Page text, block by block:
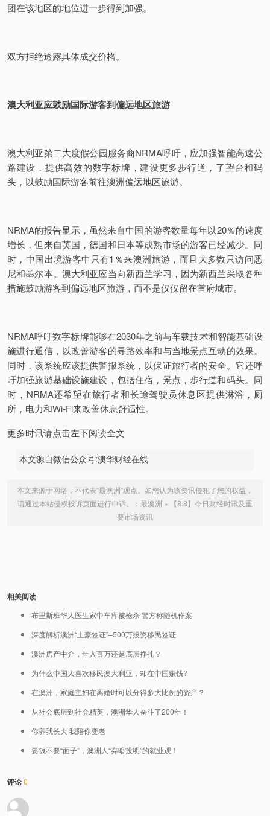
团在该地区的地位进一步得到加强。
双方拒绝透露具体成交价格。
澳大利亚应鼓励国际游客到偏远地区旅游
澳大利亚第二大度假公园服务商NRMA呼吁，应加强智能高速公
路建设，提供高效的数字标牌，建设更多步行道，了望台和码
头，以鼓励国际游客前往澳洲偏远地区旅游。
NRMA的报告显示，虽然来自中国的游客数量每年以20％的速度
增长，但来自英国，德国和日本等成熟市场的游客已经减少。同
时，中国出境游客中只有1％来澳洲旅游，而且大多数只访问悉
尼和墨尔本。澳大利亚应当向新西兰学习，因为新西兰采取各种
措施鼓励游客到偏远地区旅游，而不是仅仅留在首府城市。
NRMA呼吁数字标牌能够在2030年之前与车载技术和智能基础设
施进行通信，以改善游客的寻路效率和与当地景点互动的效果。
同时，该系统应该提供警报系统，以保证旅行者的安全。它还呼
吁加强旅游基础设施建设，包括住宿，景点，步行道和码头。同
时，NRMA还希望在旅行者和长途驾驶员休息区提供淋浴，厕
所，电力和Wi-Fi来改善休息舒适性。
更多时讯请点击左下阅读全文
本文源自微信公众号:澳华财经在线
本文来源于网络，不代表“最澳洲”观点。如您认为该资讯侵犯了您的权益，
请通过本站侵权投诉页面进行申诉。： 最澳洲 »
【8.8】今日财经时讯及重
要市场资讯
相关阅读
布里斯班华人医生家中车库被枪杀 警方称随机作案
深度解析澳洲“土豪签证”–500万投资移民签证
澳洲房产中介，年入百万还是底层挣扎？
为什么中国人喜欢移民澳大利亚，却在中国赚钱?
在澳洲，家庭主妇在离婚时可以分得多大比例的资产？
从社会底层到社会精英，澳洲华人奋斗了200年！
你养我长大 我陪你变老
要钱不要“面子”，澳洲人“弃暗投明”的就业观！
评论0